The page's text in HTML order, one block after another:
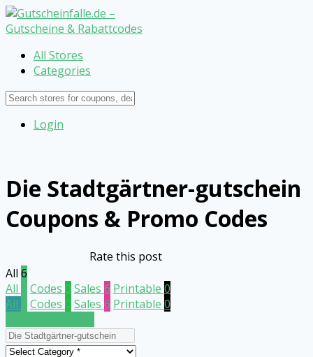
All Stores
Categories
Login
Die Stadtgärtner-gutschein
Coupons & Promo Codes
Rate this post
All 6
All
Codes 0 Sales 6 Printable 0
All
Codes 0 Sales 6 Printable 0